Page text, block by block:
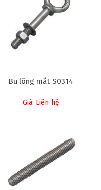
Bu lông mắt S0314
Giá: Liên hệ